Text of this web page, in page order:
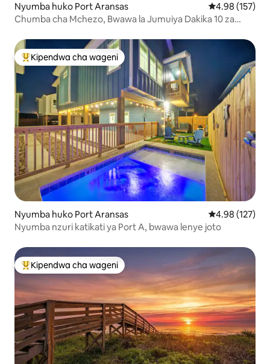
Nyumba huko Port Aransas Ukadiriaji wa
4.98 (157)
Chumba cha Mchezo, Bwawa la Jumuiya Dakika 10 za
Kipendwa maarufu cha wageni
Kipendwa cha wageni
Nyumba huko Port Aransas Ukadiriaji wa
4.98 (127)
Nyumba nzuri katikati ya Port A, bwawa lenye joto
Kipendwa maarufu cha wageni
Kipendwa cha wageni